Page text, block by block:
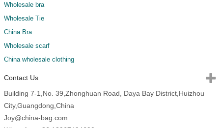
Wholesale bra
Wholesale Tie
China Bra
Wholesale scarf
China wholesale clothing
Contact Us
Building 7-1,No. 39,Zhonghuan Road, Daya Bay District,Huizhou
City,Guangdong,China
Joy@china-bag.com